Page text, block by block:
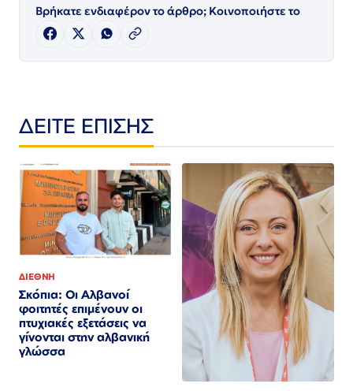
Βρήκατε ενδιαφέρον το άρθρο; Κοινοποιήστε το
ΔΕΙΤΕ ΕΠΙΣΗΣ
ΔΙΕΘΝΗ
Σκόπια: Οι Αλβανοί
φοιτητές επιμένουν οι
πτυχιακές εξετάσεις να
γίνονται στην αλβανική
γλώσσα